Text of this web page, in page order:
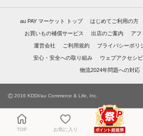
au PAY マーケット トップ はじめてご利用の方
お買いもの補償サービス 出店のご案内 アフ
運営会社 ご利用規約 プライバシーポリ
安心・安全への取り組み ウェブアクセシ
物流2024年問題への対応
© 2016 KDDI/au Commerce & Life, Inc.
TOP お気に入り